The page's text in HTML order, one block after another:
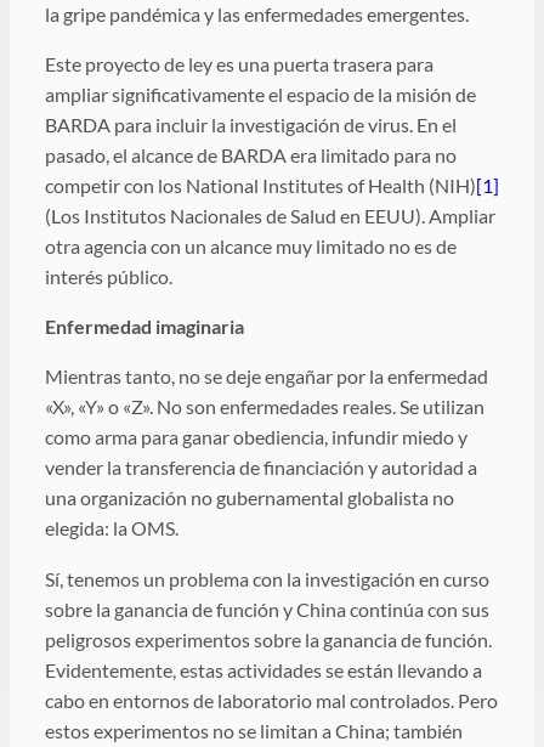
la gripe pandémica y las enfermedades emergentes.
Este proyecto de ley es una puerta trasera para
ampliar significativamente el espacio de la misión de
BARDA para incluir la investigación de virus. En el
pasado, el alcance de BARDA era limitado para no
competir con los National Institutes of Health (NIH)[1]
(Los Institutos Nacionales de Salud en EEUU). Ampliar
otra agencia con un alcance muy limitado no es de
interés público.
Enfermedad imaginaria
Mientras tanto, no se deje engañar por la enfermedad
«X», «Y» o «Z». No son enfermedades reales. Se utilizan
como arma para ganar obediencia, infundir miedo y
vender la transferencia de financiación y autoridad a
una organización no gubernamental globalista no
elegida: la OMS.
Sí, tenemos un problema con la investigación en curso
sobre la ganancia de función y China continúa con sus
peligrosos experimentos sobre la ganancia de función.
Evidentemente, estas actividades se están llevando a
cabo en entornos de laboratorio mal controlados. Pero
estos experimentos no se limitan a China; también